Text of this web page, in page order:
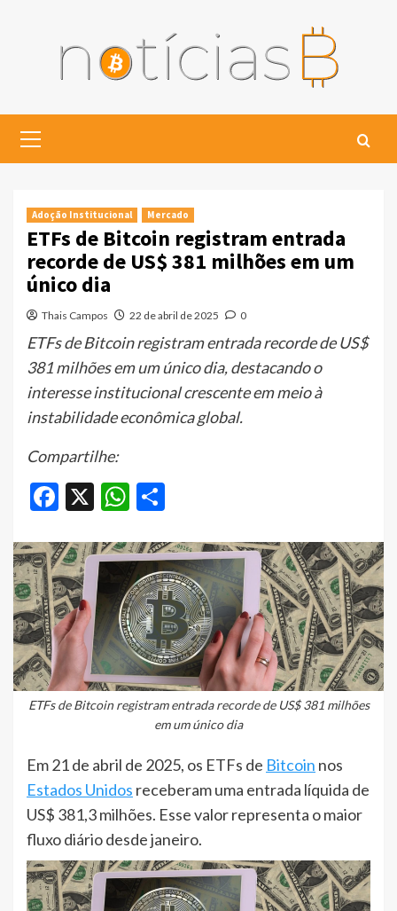
Menu
Adoção Institucional Mercado
ETFs de Bitcoin registram entrada
recorde de US$ 381 milhões em um
único dia
Thais Campos 22 de abril de 2025 0
ETFs de Bitcoin registram entrada recorde de US$
381 milhões em um único dia, destacando o
interesse institucional crescente em meio à
instabilidade econômica global.
Compartilhe:
Facebook
X WhatsApp
ETFs de Bitcoin registram entrada recorde de US$ 381 milhões
em um único dia
Em 21 de abril de 2025, os ETFs de Bitcoin nos
Estados Unidos receberam uma entrada líquida de
US$ 381,3 milhões. Esse valor representa o maior
fluxo diário desde janeiro.